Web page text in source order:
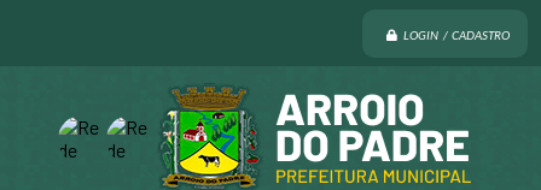
LOGIN / CADASTRO